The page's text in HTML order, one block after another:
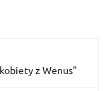
z Wenus"